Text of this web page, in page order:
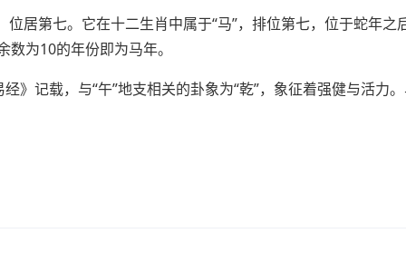
居第七。它在十二生肖中属于“马”，排位第七，位于蛇年之
为10的年份即为马年。
》记载，与“午”地支相关的卦象为“乾”，象征着强健与活力